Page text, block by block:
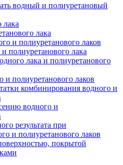
водный и полиуретановый
лака
лака
и полиуретанового лаков
полиуретанового лака
лака и полиуретанового
и полиуретанового лаков
комбинирования водного и
водного и
результата при
и полиуретанового лаков
покрытой